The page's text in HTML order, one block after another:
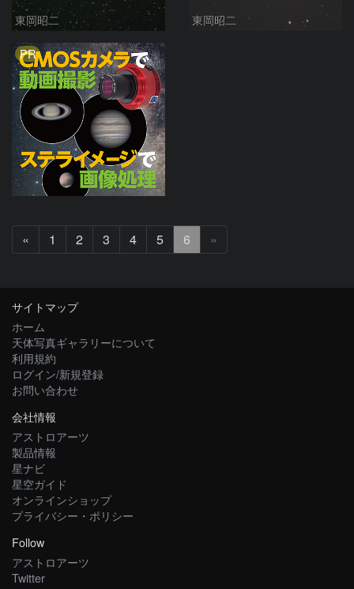
東岡昭二 東岡昭二
PR
«
へ
1 2 3 4 5 6 »
サイトマップ
ホーム
天体写真ギャラリーについて
利用規約
ログイン/新規登録
お問い合わせ
会社情報
アストロアーツ
製品情報
星ナビ
星空ガイド
オンラインショップ
プライバシー・ポリシー
Follow
アストロアーツ
Twitter